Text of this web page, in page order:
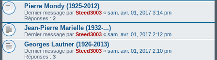
Pierre Mondy (1925-2012)
Dernier message par Steed3003 « sam. avr. 01, 2017 3:14 pm
Réponses : 2
Jean-Pierre Marielle (1932-...)
Dernier message par Steed3003 « sam. avr. 01, 2017 2:12 pm
Georges Lautner (1926-2013)
Dernier message par Steed3003 « sam. avr. 01, 2017 2:10 pm
Réponses : 3